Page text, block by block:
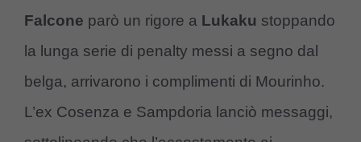
Falcone parò un rigore a Lukaku stoppando
la lunga serie di penalty messi a segno dal
belga, arrivarono i complimenti di Mourinho.
L’ex Cosenza e Sampdoria lanciò messaggi,